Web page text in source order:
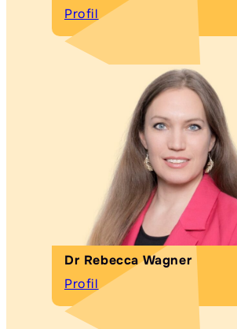
Profil
Dr Rebecca Wagner
Profil